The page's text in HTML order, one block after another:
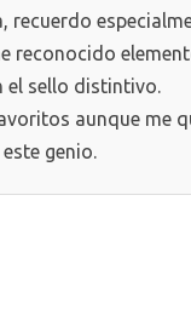
recuerdo
reconocido
el sello distintivo.
aunque me
genio.